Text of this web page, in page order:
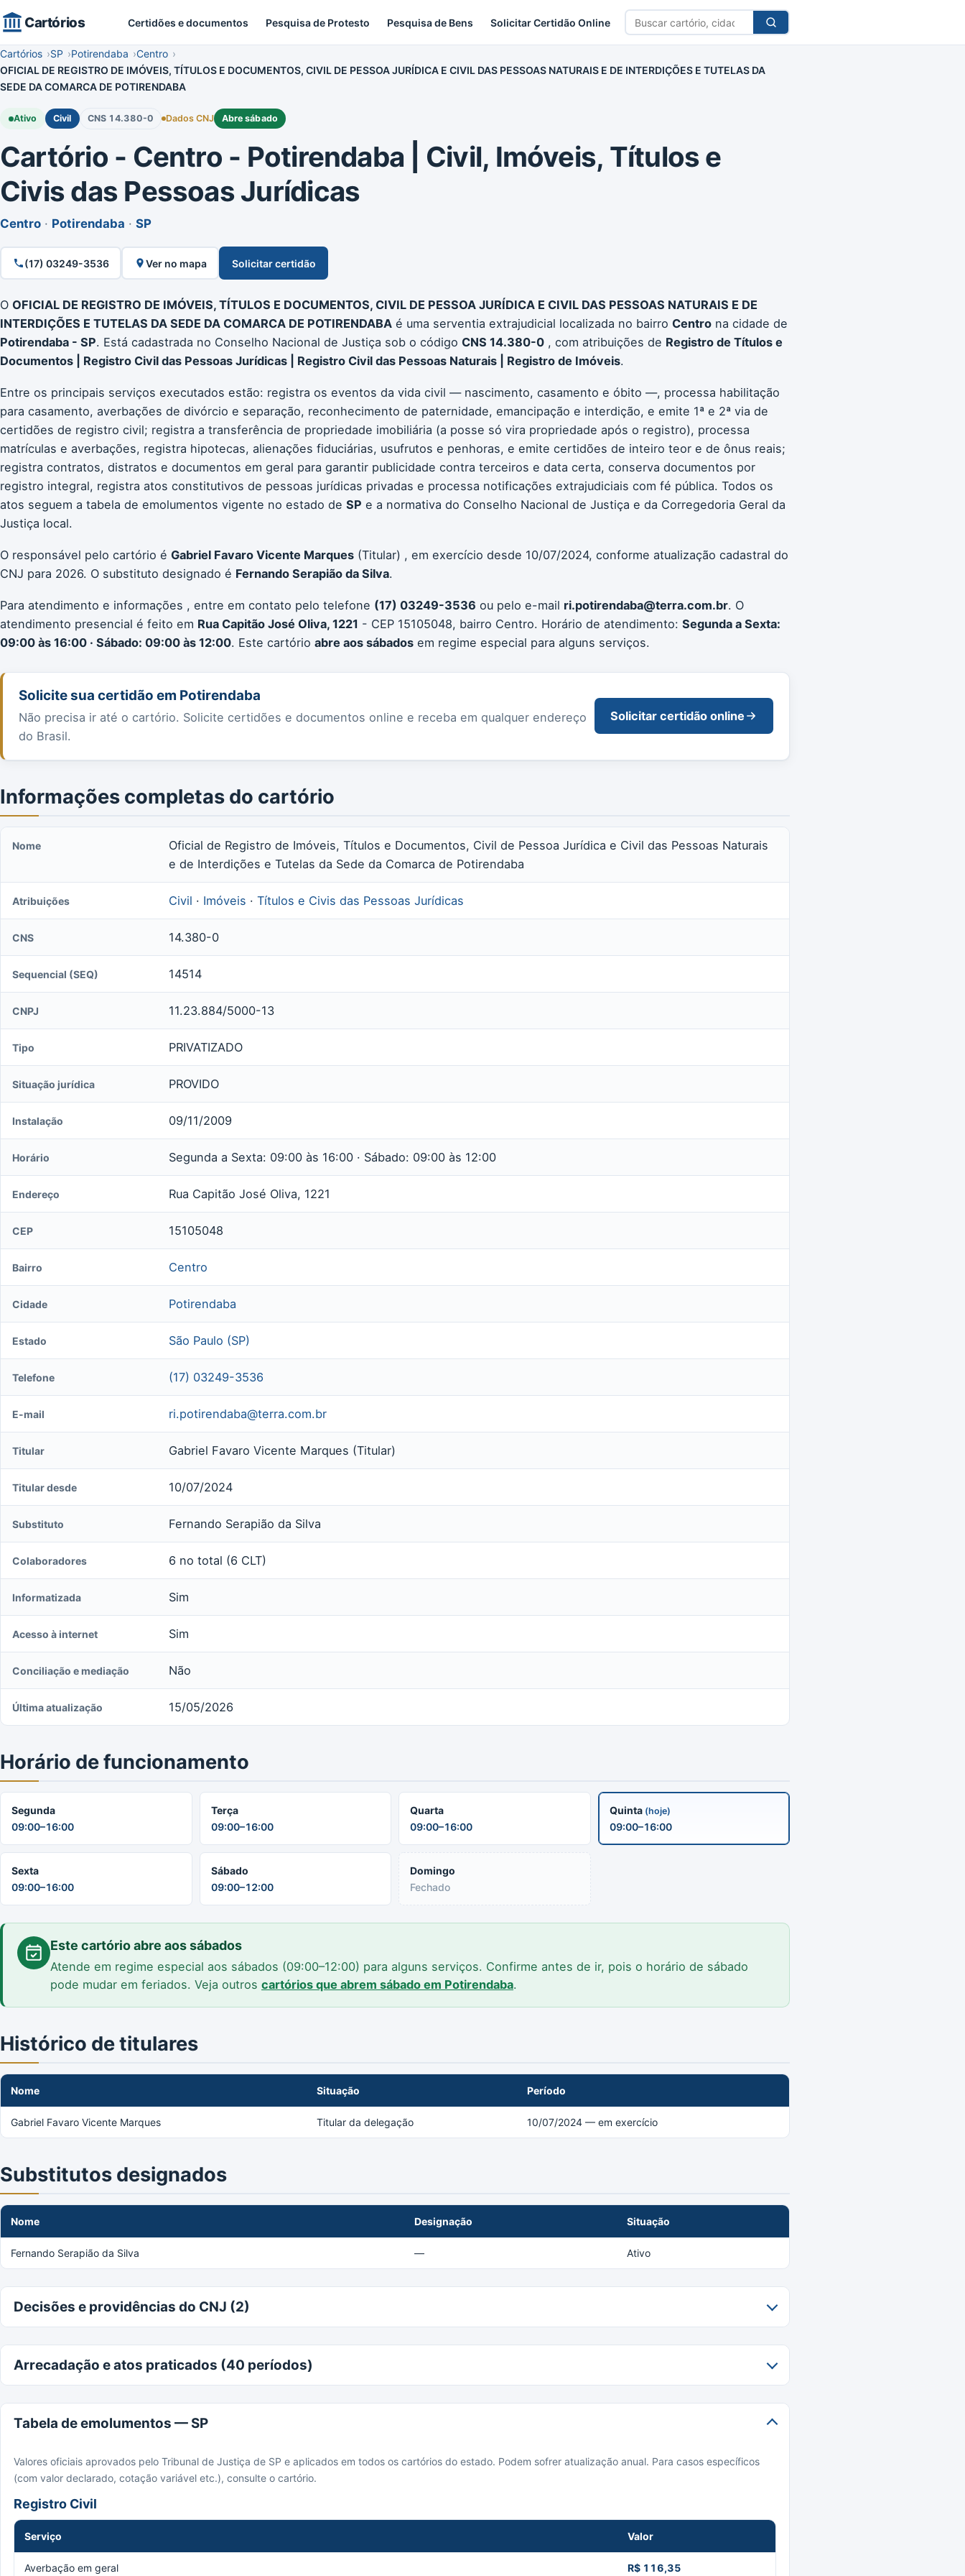
Cartórios Certidões e documentos Pesquisa de Protesto Pesquisa de Bens Solicitar Certidão Online
Buscar
cartório
Cartórios SP Potirendaba
Centro
OFICIAL DE REGISTRO DE IMÓVEIS, TÍTULOS E DOCUMENTOS, CIVIL DE PESSOA JURÍDICA E CIVIL DAS PESSOAS NATURAIS E DE INTERDIÇÕES E TUTELAS DA
SEDE DA COMARCA DE POTIRENDABA
Ativo Civil CNS 14.380-0 Dados CNJ Abre sábado
Cartório - Centro - Potirendaba | Civil, Imóveis, Títulos e
Civis das Pessoas Jurídicas
Centro · Potirendaba · SP
(17) 03249-3536 Ver no mapa Solicitar certidão
O OFICIAL DE REGISTRO DE IMÓVEIS, TÍTULOS E DOCUMENTOS, CIVIL DE PESSOA JURÍDICA E CIVIL DAS PESSOAS NATURAIS E DE
INTERDIÇÕES E TUTELAS DA SEDE DA COMARCA DE POTIRENDABA é uma serventia extrajudicial localizada no bairro Centro na cidade de
Potirendaba - SP. Está cadastrada no Conselho Nacional de Justiça sob o código CNS 14.380-0 , com atribuições de Registro de Títulos e
Documentos | Registro Civil das Pessoas Jurídicas | Registro Civil das Pessoas Naturais | Registro de Imóveis.
Entre os principais serviços executados estão: registra os eventos da vida civil — nascimento, casamento e óbito —, processa habilitação
para casamento, averbações de divórcio e separação, reconhecimento de paternidade, emancipação e interdição, e emite 1ª e 2ª via de
certidões de registro civil; registra a transferência de propriedade imobiliária (a posse só vira propriedade após o registro), processa
matrículas e averbações, registra hipotecas, alienações fiduciárias, usufrutos e penhoras, e emite certidões de inteiro teor e de ônus reais;
registra contratos, distratos e documentos em geral para garantir publicidade contra terceiros e data certa, conserva documentos por
registro integral, registra atos constitutivos de pessoas jurídicas privadas e processa notificações extrajudiciais com fé pública. Todos os
atos seguem a tabela de emolumentos vigente no estado de SP e a normativa do Conselho Nacional de Justiça e da Corregedoria Geral da
Justiça local.
O responsável pelo cartório é Gabriel Favaro Vicente Marques (Titular) , em exercício desde 10/07/2024, conforme atualização cadastral do
CNJ para 2026. O substituto designado é Fernando Serapião da Silva.
Para atendimento e informações , entre em contato pelo telefone (17) 03249-3536 ou pelo e-mail ri.potirendaba@terra.com.br. O
atendimento presencial é feito em Rua Capitão José Oliva, 1221 - CEP 15105048, bairro Centro. Horário de atendimento: Segunda a Sexta:
09:00 às 16:00 · Sábado: 09:00 às 12:00. Este cartório abre aos sábados em regime especial para alguns serviços.
Solicite sua certidão em Potirendaba
Não precisa ir até o cartório. Solicite certidões e documentos online e receba em qualquer endereço
do Brasil.
Solicitar certidão online
Informações completas do cartório
Nome
Oficial de Registro de Imóveis, Títulos e Documentos, Civil de Pessoa Jurídica e Civil das Pessoas Naturais
e de Interdições e Tutelas da Sede da Comarca de Potirendaba
Atribuições Civil · Imóveis · Títulos e Civis das Pessoas Jurídicas
CNS 14.380-0
Sequencial (SEQ) 14514
CNPJ 11.23.884/5000-13
Tipo PRIVATIZADO
Situação jurídica PROVIDO
Instalação 09/11/2009
Horário Segunda a Sexta: 09:00 às 16:00 · Sábado: 09:00 às 12:00
Endereço Rua Capitão José Oliva, 1221
CEP 15105048
Bairro Centro
Cidade Potirendaba
Estado São Paulo (SP)
Telefone (17) 03249-3536
E-mail ri.potirendaba@terra.com.br
Titular Gabriel Favaro Vicente Marques (Titular)
Titular desde 10/07/2024
Substituto Fernando Serapião da Silva
Colaboradores 6 no total (6 CLT)
Informatizada Sim
Acesso à internet Sim
Conciliação e mediação Não
Última atualização 15/05/2026
Horário de funcionamento
Segunda
09:00–16:00
Terça
09:00–16:00
Quarta
09:00–16:00
Quinta (hoje)
09:00–16:00
Sexta
09:00–16:00
Sábado
09:00–12:00
Domingo
Fechado
Este cartório abre aos sábados
Atende em regime especial aos sábados (09:00–12:00) para alguns serviços. Confirme antes de ir, pois o horário de sábado
pode mudar em feriados. Veja outros cartórios que abrem sábado em Potirendaba.
Histórico de titulares
Nome Situação Período
Gabriel Favaro Vicente Marques Titular da delegação 10/07/2024 — em exercício
Substitutos designados
Nome Designação Situação
Fernando Serapião da Silva — Ativo
Decisões e providências do CNJ (2)
Arrecadação e atos praticados (40 períodos)
Tabela de emolumentos — SP
Valores oficiais aprovados pelo Tribunal de Justiça de SP e aplicados em todos os cartórios do estado. Podem sofrer atualização anual. Para casos específicos
(com valor declarado, cotação variável etc.), consulte o cartório.
Registro Civil
Serviço Valor
Averbação em geral R$ 116,35